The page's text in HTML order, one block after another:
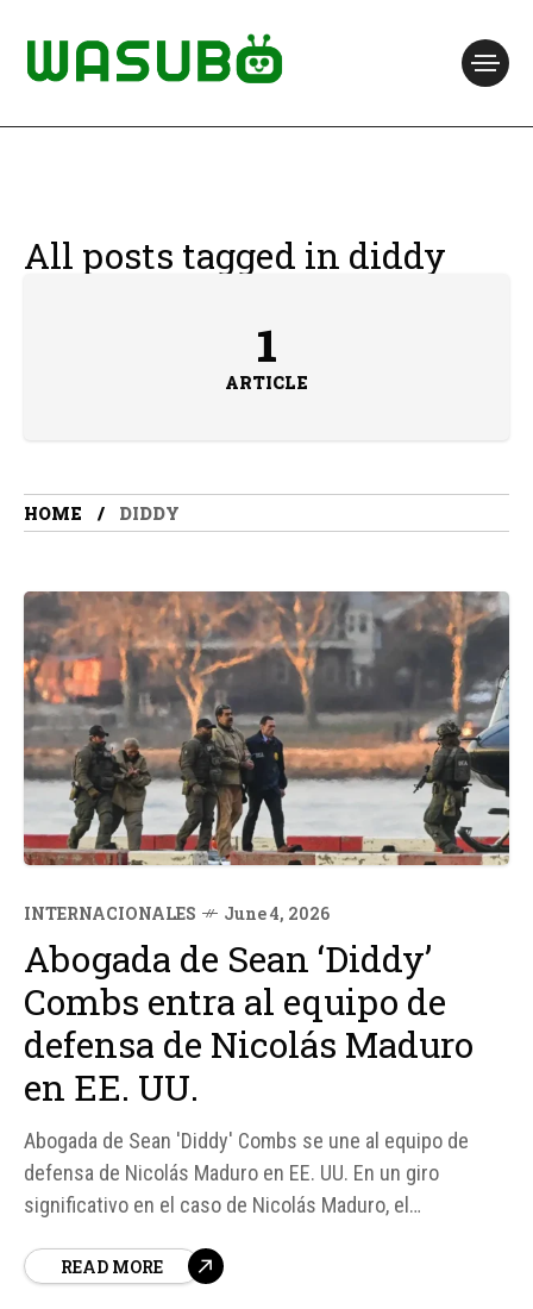
All posts tagged in diddy
1
ARTICLE
HOME DIDDY
INTERNACIONALES June 4, 2026
Abogada de Sean ‘Diddy’
Combs entra al equipo de
defensa de Nicolás Maduro
en EE. UU.
Abogada de Sean 'Diddy' Combs se une al equipo de
defensa de Nicolás Maduro en EE. UU. En un giro
significativo en el caso de Nicolás Maduro, el
de defensa en Estados Unidos a Anna Estevao, una
READ MORE